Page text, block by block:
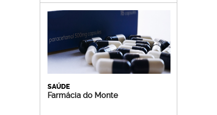
SAÚDE
Farmácia do Monte